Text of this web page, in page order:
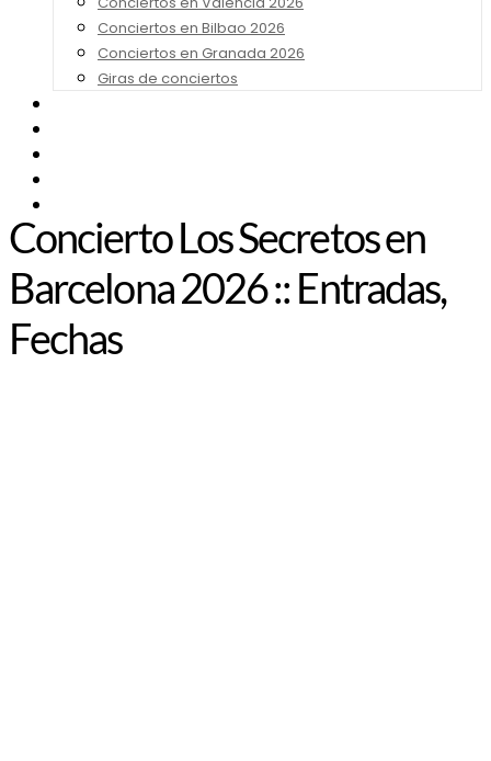
Conciertos en Bilbao 2026
Conciertos en Granada 2026
Giras de conciertos
Concierto Los Secretos en
Barcelona 2026 :: Entradas,
Fechas